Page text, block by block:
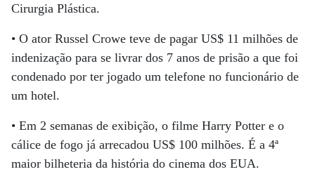
Cirurgia Plástica.
• O ator Russel Crowe teve de pagar US$ 11 milhões de
indenização para se livrar dos 7 anos de prisão a que foi
condenado por ter jogado um telefone no funcionário de
um hotel.
• Em 2 semanas de exibição, o filme Harry Potter e o
cálice de fogo já arrecadou US$ 100 milhões. É a 4ª
maior bilheteria da história do cinema dos EUA.